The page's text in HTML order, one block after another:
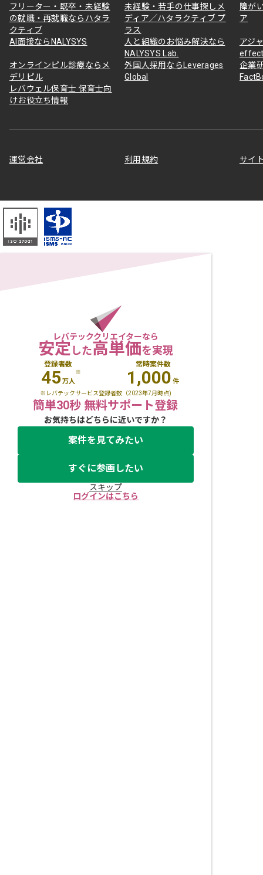
フリーター・既卒・未経験
の就職・再就職ならハタラ
クティブ
未経験・若手の仕事探しメ
ディア／ハタラクティブ プ
ラス
障が
ア
AI面接ならNALYSYS
人と組織のお悩み解決なら
NALYSYS Lab.
アジ
オンラインピル診療ならメ
デリピル
外国人採用ならLeverages
Global
企業
レバウェル保育士 保育士向
けお役立ち情報
運営会社 利用規約 サイ
レバテッククリエイターなら
安定した高単価を実現
登録者数
45万人
※
常時案件数
1,000 件
※レバテックサービス登録者数（2023年7月時点)
簡単30秒 無料サポート登録
お気持ちはどちらに近いですか？
案件を見てみたい
すぐに参画したい
スキップ
ログインはこちら